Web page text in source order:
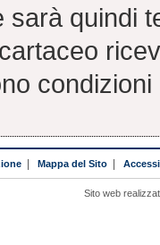
sarà quindi
| Mappa del Sito|
Sito web